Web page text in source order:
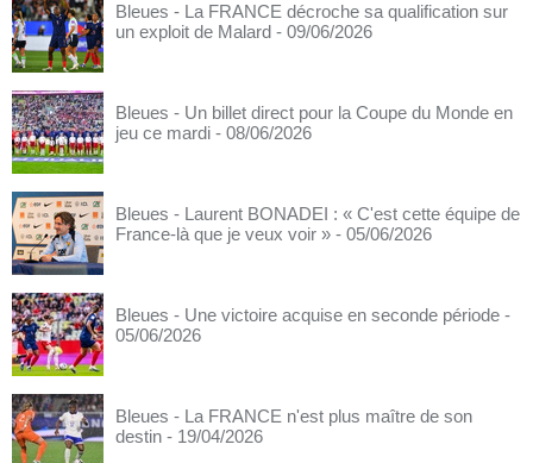
Bleues - La FRANCE décroche sa qualification sur
un exploit de Malard - 09/06/2026
Bleues - Un billet direct pour la Coupe du Monde en
jeu ce mardi - 08/06/2026
Bleues - Laurent BONADEI : « C'est cette équipe de
France-là que je veux voir » - 05/06/2026
Bleues - Une victoire acquise en seconde période -
05/06/2026
Bleues - La FRANCE n'est plus maître de son
destin - 19/04/2026